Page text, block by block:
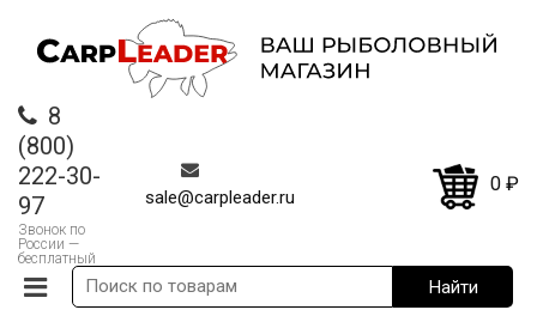
8
(800)
222-30-
97
Звонок по
России —
бесплатный
sale@carpleader.ru
0 ₽